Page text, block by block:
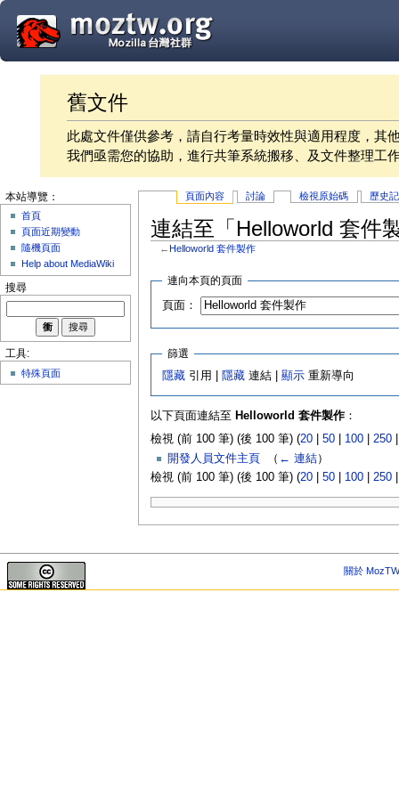
舊文件
此處文件僅供參考，請自行考量時效性與適用程度，其
我們亟需您的協助，進行共筆系統搬移、及文件整理工
頁面內容 討論 檢視原始碼 歷史
連結至「Helloworld 套件
← Helloworld 套件製作
連向本頁的頁面
頁面：
篩選
隱藏 引用 | 隱藏 連結 |顯示 重新導向
以下頁面連結至 Helloworld 套件製作：
檢視 (前 100 筆) (後 100 筆) (20| 50| 100| 250
開發人員文件主頁
（ ← 連結）
檢視 (前 100 筆) (後 100 筆) (20| 50| 100| 250
本站導覽：
首頁
頁面近期變動
隨機頁面
Help about MediaWiki
搜尋
工具:
特殊頁面
關於